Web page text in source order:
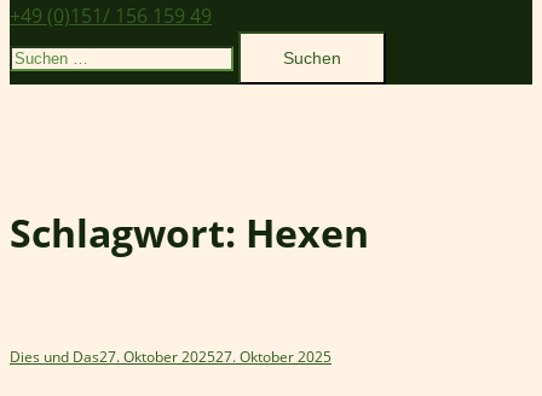
+49 (0)151/ 156 159 49
Suchen
nach:
Schlagwort: Hexen
Dies und Das27. Oktober 202527. Oktober 2025